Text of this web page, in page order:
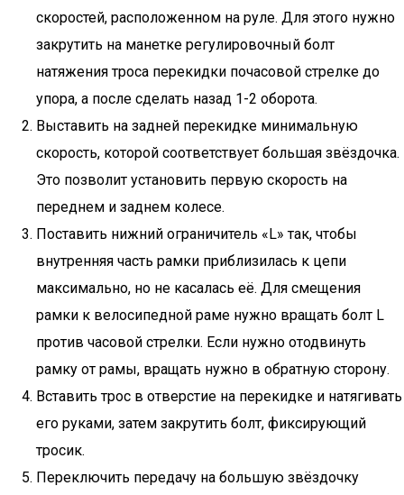
скоростей, расположенном на руле. Для этого нужно
закрутить на манетке регулировочный болт
натяжения троса перекидки почасовой стрелке до
упора, а после сделать назад 1-2 оборота.
Выставить на задней перекидке минимальную
скорость, которой соответствует большая звёздочка.
Это позволит установить первую скорость на
переднем и заднем колесе.
Поставить нижний ограничитель «L» так, чтобы
внутренняя часть рамки приблизилась к цепи
максимально, но не касалась её. Для смещения
рамки к велосипедной раме нужно вращать болт L
против часовой стрелки. Если нужно отодвинуть
рамку от рамы, вращать нужно в обратную сторону.
Вставить трос в отверстие на перекидке и натягивать
его руками, затем закрутить болт, фиксирующий
тросик.
Переключить передачу на большую звёздочку